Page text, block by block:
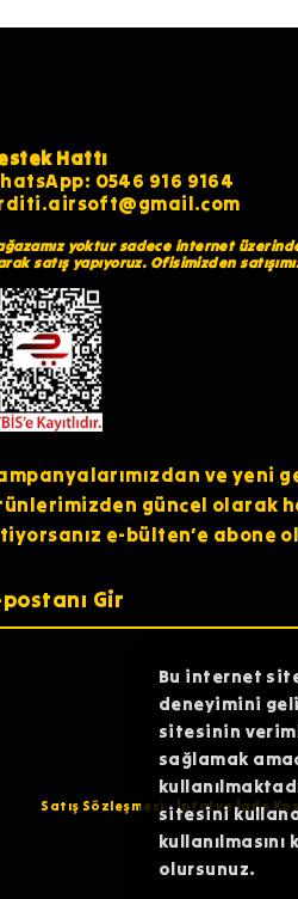
Bu internet
deneyimini
sitesinin
sağlamak
sitesini
olursunuz.
Hattı
0546 916 9164
yoktur sadece internet
satış yapıyoruz. Ofisimizden
ve yeni
güncel olarak
e-bülten’e abone
Satış Sözleşmesi İptal ve İade